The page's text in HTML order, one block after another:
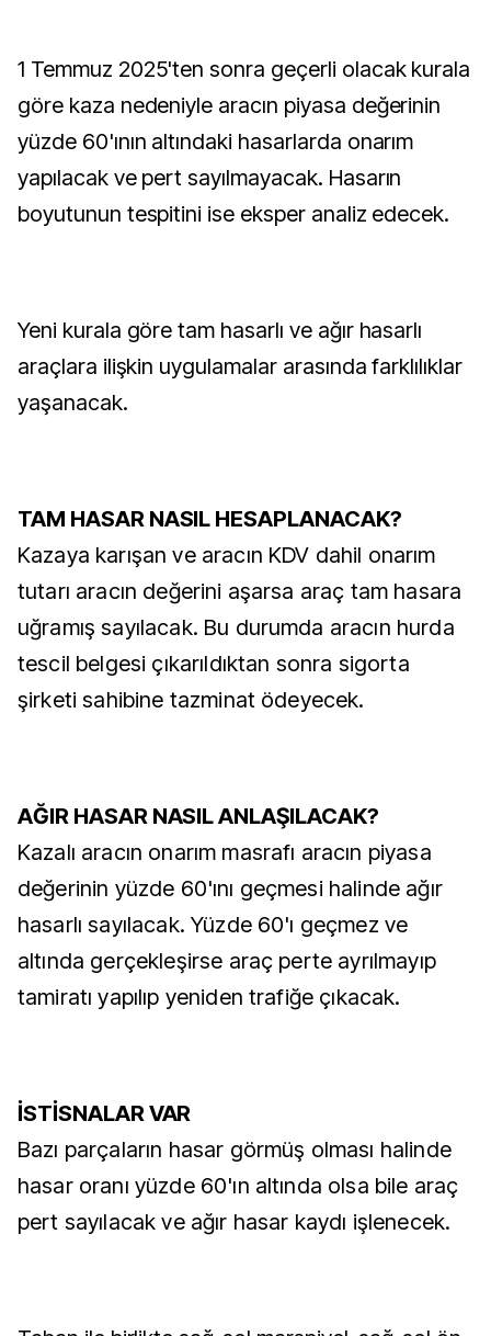
1 Temmuz 2025'ten sonra geçerli olacak kurala
göre kaza nedeniyle aracın piyasa değerinin
yüzde 60'ının altındaki hasarlarda onarım
yapılacak ve pert sayılmayacak. Hasarın
boyutunun tespitini ise eksper analiz edecek.
Yeni kurala göre tam hasarlı ve ağır hasarlı
araçlara ilişkin uygulamalar arasında farklılıklar
yaşanacak.
TAM HASAR NASIL HESAPLANACAK?
Kazaya karışan ve aracın KDV dahil onarım
tutarı aracın değerini aşarsa araç tam hasara
uğramış sayılacak. Bu durumda aracın hurda
tescil belgesi çıkarıldıktan sonra sigorta
şirketi sahibine tazminat ödeyecek.
AĞIR HASAR NASIL ANLAŞILACAK?
Kazalı aracın onarım masrafı aracın piyasa
değerinin yüzde 60'ını geçmesi halinde ağır
hasarlı sayılacak. Yüzde 60'ı geçmez ve
altında gerçekleşirse araç perte ayrılmayıp
tamiratı yapılıp yeniden trafiğe çıkacak.
İSTİSNALAR VAR
Bazı parçaların hasar görmüş olması halinde
hasar oranı yüzde 60'ın altında olsa bile araç
pert sayılacak ve ağır hasar kaydı işlenecek.